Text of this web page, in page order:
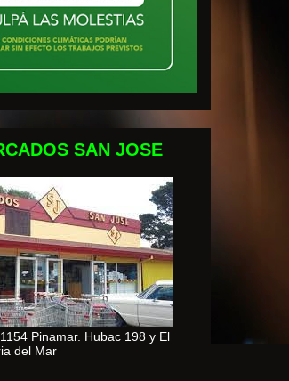
SAN JOSE
Pinamar. Hubac 198 y El
del Mar